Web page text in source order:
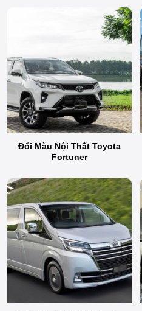
Đổi Màu Nội Thất Toyota
Fortuner